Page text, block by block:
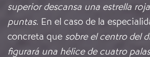
superior descansa una estrella
puntas. En el caso de la
concreta que sobre el centro del
figurará una hélice de cuatro